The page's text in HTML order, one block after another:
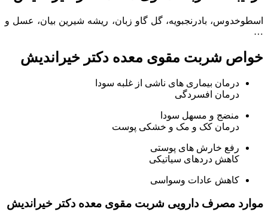
اﺳﻄﻮﺧﺪوس، ﺑﺎدرﻧﺠﺒﻮﻳﻪ، ﮔﻞ ﮔﺎو زﺑﺎن، رﻳﺸﻪ ﺷﻴﺮﻳﻦ ﺑﻴﺎن، ﻋﺴﻞ و
…
خواص شربت مقوی معده دکتر خیراندیش
درمان بیماری های ناشی از غلبه سودا
درمان افسردگی
منضج و مسهل سودا
درمان کک و مک و خشکی پوست
رفع خارش های پوستی
کاهش دردهای سیاتیکی
کاهش عادات وسواسی
موارد مصرف دارویی شربت مقوی معده دکتر خیراندیش